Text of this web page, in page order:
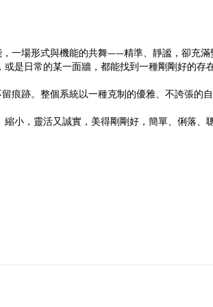
一場形式與機能的共舞——精準、靜謐，卻充滿
是日常的某一面牆，都能找到一種剛剛好的存在
跡。整個系統以一種克制的優雅、不誇張的自
小，靈活又誠實，美得剛剛好，簡單、俐落、